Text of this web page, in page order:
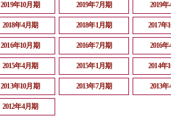
2019年10月期 2019年7月期 2019
2018年4月期 2018年1月期 2017年
2016年10月期 2016年7月期 2016
2015年4月期 2015年1月期 2014年
2013年10月期 2013年7月期 2013
2012年4月期